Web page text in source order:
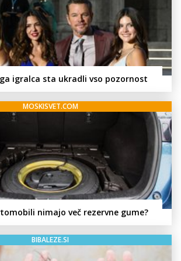
igralca sta ukradli vso pozornost
MOSKISVET.COM
nimajo več rezervne gume?
BIBALEZE.SI